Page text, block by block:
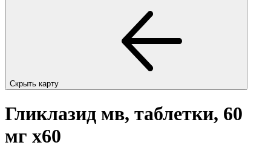
Скрыть карту
Гликлазид мв, таблетки, 60
мг x60